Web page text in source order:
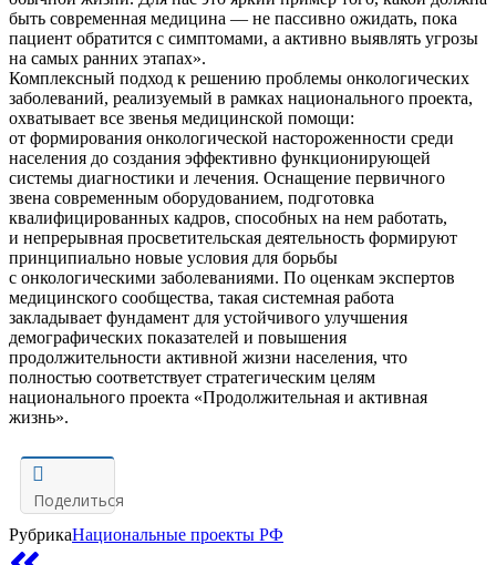
быть современная медицина — не пассивно ожидать, пока
пациент обратится с симптомами, а активно выявлять угрозы
на самых ранних этапах».
Комплексный подход к решению проблемы онкологических
заболеваний, реализуемый в рамках национального проекта,
охватывает все звенья медицинской помощи:
от формирования онкологической настороженности среди
населения до создания эффективно функционирующей
системы диагностики и лечения. Оснащение первичного
звена современным оборудованием, подготовка
квалифицированных кадров, способных на нем работать,
и непрерывная просветительская деятельность формируют
принципиально новые условия для борьбы
с онкологическими заболеваниями. По оценкам экспертов
медицинского сообщества, такая системная работа
закладывает фундамент для устойчивого улучшения
демографических показателей и повышения
продолжительности активной жизни населения, что
полностью соответствует стратегическим целям
национального проекта «Продолжительная и активная
жизнь».
Поделиться
РубрикаНациональные проекты РФ